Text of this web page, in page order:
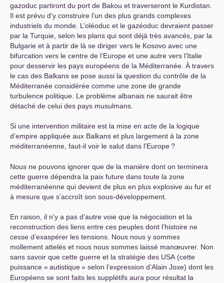
gazoduc partiront du port de Bakou et traverseront le Kurdistan.
Il est prévu d’y construire l’un des plus grands complexes
industriels du monde. L’oléoduc et le gazéoduc devraient passer
par la Turquie, selon les plans qui sont déjà très avancés, par la
Bulgarie et à partir de là se diriger vers le Kosovo avec une
bifurcation vers le centre de l’Europe et une autre vers l’Italie
pour desservir les pays européens de la Méditerranée. À travers
le cas des Balkans se pose aussi la question du contrôle de la
Méditerranée considérée comme une zone de grande
turbulence politique. Le problème albanais ne saurait être
détaché de celui des pays musulmans.
Si une intervention militaire est la mise en acte de la logique
d’empire appliquée aux Balkans et plus largement à la zone
méditerranéenne, faut-il voir le salut dans l’Europe?
Nous ne pouvons ignorer que de la manière dont on terminera
cette guerre dépendra la paix future dans toute la zone
méditerranéenne qui devient de plus en plus explosive au fur et
à mesure que s’accroît son sous-développement.
En raison, il n’y a pas d’autre voie que la négociation et la
reconstruction des liens entre ces peuples dont l’histoire ne
cesse d’exaspérer les tensions. Nous nous y sommes
mollement attelés et nous nous sommes laissé manœuvrer. Non
sans savoir que cette guerre et la stratégie des USA (cette
puissance « autistique» selon l’expression d’Alain Joxe) dont les
Européens se sont faits les supplétifs aura pour résultat la